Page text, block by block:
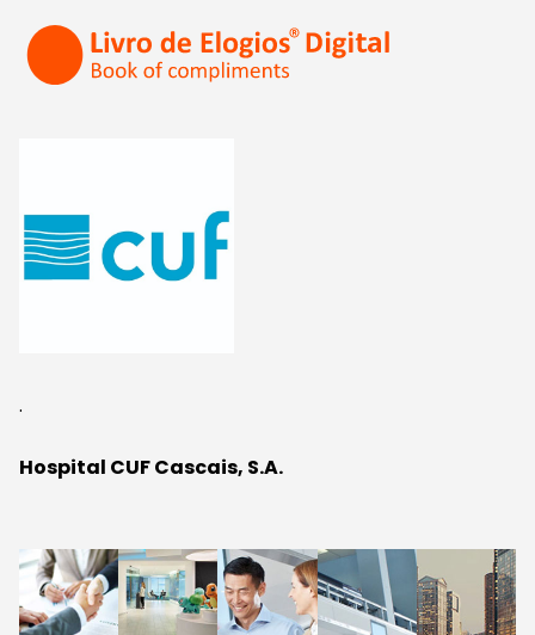
.
Hospital CUF Cascais, S.A.